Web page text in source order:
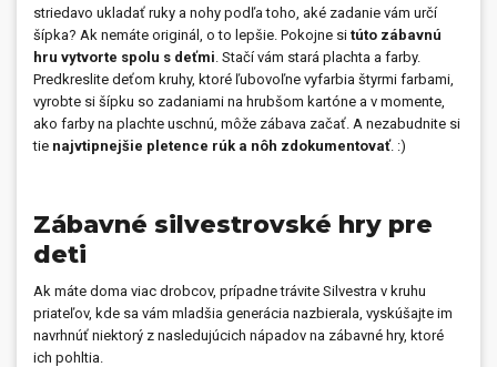
striedavo ukladať ruky a nohy podľa toho, aké zadanie vám určí
šípka? Ak nemáte originál, o to lepšie. Pokojne si túto zábavnú
hru vytvorte spolu s deťmi . Stačí vám stará plachta a farby.
Predkreslite deťom kruhy, ktoré ľubovoľne vyfarbia štyrmi farbami,
vyrobte si šípku so zadaniami na hrubšom kartóne a v momente,
ako farby na plachte uschnú, môže zábava začať. A nezabudnite si
tie najvtipnejšie pletence rúk a nôh zdokumentovať. :)
Zábavné silvestrovské hry pre
deti
Ak máte doma viac drobcov, prípadne trávite Silvestra v kruhu
priateľov, kde sa vám mladšia generácia nazbierala, vyskúšajte im
navrhnúť niektorý z nasledujúcich nápadov na zábavné hry, ktoré
ich pohltia.